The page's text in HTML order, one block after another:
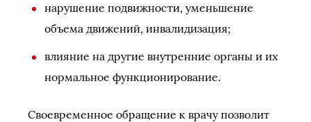
нарушение подвижности, уменьшение
объема движений, инвалидизация;
влияние на другие внутренние органы и их
нормальное функционирование.
Своевременное обращение к врачу позволит